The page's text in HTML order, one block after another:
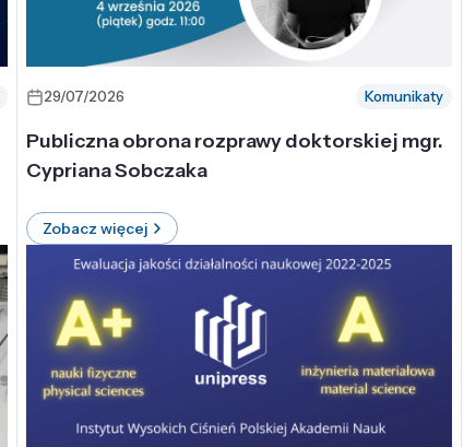
29/07/2026 Komunikaty
Publiczna obrona rozprawy doktorskiej mgr.
Cypriana Sobczaka
Zobacz więcej